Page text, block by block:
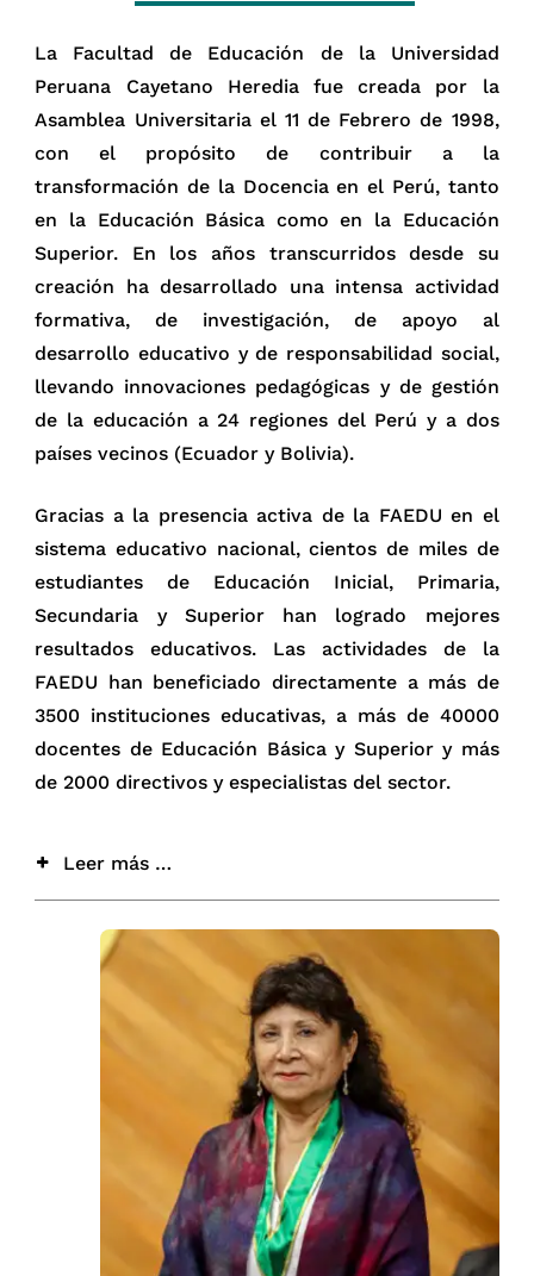
La Facultad de Educación de la Universidad
Peruana Cayetano Heredia fue creada por la
Asamblea Universitaria el 11 de Febrero de 1998,
con el propósito de contribuir a la
transformación de la Docencia en el Perú, tanto
en la Educación Básica como en la Educación
Superior. En los años transcurridos desde su
creación ha desarrollado una intensa actividad
formativa, de investigación, de apoyo al
desarrollo educativo y de responsabilidad social,
llevando innovaciones pedagógicas y de gestión
de la educación a 24 regiones del Perú y a dos
países vecinos (Ecuador y Bolivia).
Gracias a la presencia activa de la FAEDU en el
sistema educativo nacional, cientos de miles de
estudiantes de Educación Inicial, Primaria,
Secundaria y Superior han logrado mejores
resultados educativos. Las actividades de la
FAEDU han beneficiado directamente a más de
3500 instituciones educativas, a más de 40000
docentes de Educación Básica y Superior y más
de 2000 directivos y especialistas del sector.
Leer más …
Gran parte del despliegue de actividades de la
Facultad de Educación de la UPCH ha sido
posible por la confianza y el apoyo de
importantes instituciones, que comprobaron la
seriedad y la responsabilidad, así como la
capacidad institucional de la Facultad de
Educación para realizar con solvencia y enfoque
innovador las tareas encargadas por ellas.
Destaca el Ministerio de Educación, que
repetidamente ha seleccionado a nuestra
Facultad para implementar programas masivos